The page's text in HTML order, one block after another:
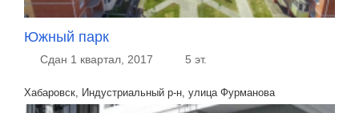
Южный парк
Сдан 1 квартал, 2017 5 эт.
Хабаровск, Индустриальный р-н, улица Фурманова